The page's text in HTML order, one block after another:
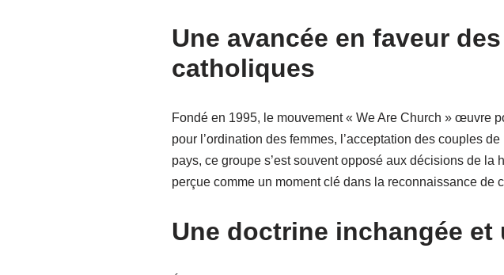
Une avancée en faveur
catholiques
Fondé en 1995, le mouvement « We Are Church » œuvre
pour l’ordination des femmes, l’acceptation des couples
pays, ce groupe s’est souvent opposé aux décisions de
perçue comme un moment clé dans la reconnaissance de
Une doctrine inchangée